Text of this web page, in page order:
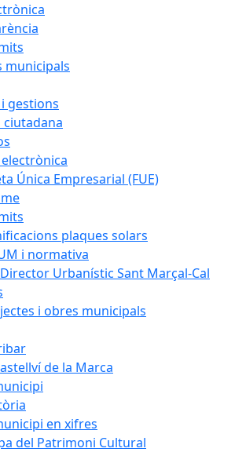
municipals
gestions
ciutadana
Única Empresarial (FUE)
plaques solars
i normativa
Urbanístic Sant Marçal-Cal
i obres municipals
de la Marca
en xifres
del Patrimoni Cultural